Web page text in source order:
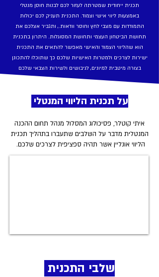
תכנית ייחודית שמטרתה לעזור לכם לבנות חוסן מנטלי
באמצעות ליווי אישי וצמוד. התכנית תעניק לכם יכולות
התמודדות עם מצבי לחץ וחוסר וודאות., ותגביר אצלכם את
תחושת הביטחון העצמי ותחושת המסוגלות. היתרון בתכנית
הוא שהליווי הצמוד והאישי מאפשר להתאים את התכנית
ישירות לצרכים ולמטרות האישיות שלכם כך שתוכלו להתכונן
בצורה מיטבית למיונים, לגיבושים ולשירות הצבאי שלכם
על תכנית הליווי המנטלי
איתי קוטלר, פסיכולוג המסלול מנהל תחום ההכנה
המנטלית מדבר על השלבים שתעברו בתהליך תכנית
הליווי אונליין אשר תהיה ספציפית לצרכים שלכם.
שלבי התכנית